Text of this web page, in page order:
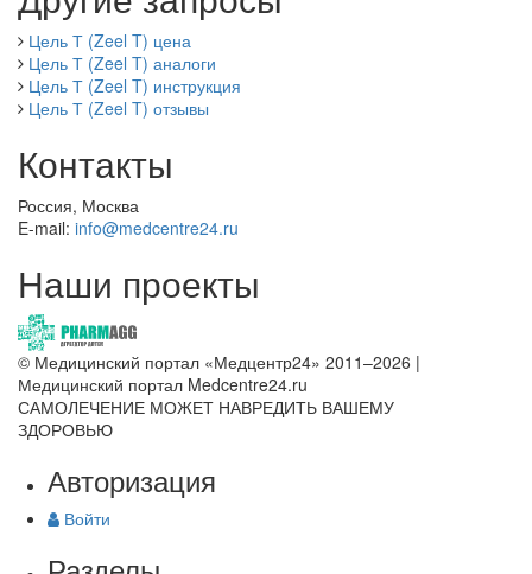
Цель Т (Zeel T) цена
Цель Т (Zeel T) аналоги
Цель Т (Zeel T) инструкция
Цель Т (Zeel T) отзывы
Контакты
Россия, Москва
E-mail: info@medcentre24.ru
Наши проекты
© Медицинский портал «Медцентр24» 2011–2026 |
Медицинский портал Medcentre24.ru
САМОЛЕЧЕНИЕ МОЖЕТ НАВРЕДИТЬ ВАШЕМУ
ЗДОРОВЬЮ
Авторизация
Войти